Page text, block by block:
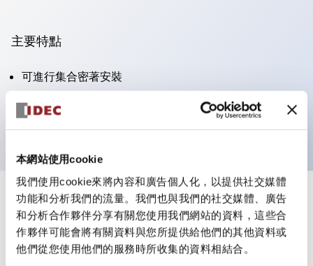
本網站使用cookie
我們使用cookie來將內容和廣告個人化，以提供社交媒體
功能和分析我們的流量。我們也與我們的社交媒體、廣告
和分析合作夥伴分享有關您使用我們網站的資料，這些合
作夥伴可能會將有關資料與您所提供給他們的其他資料或
他們從您使用他們的服務時所收集的資料相結合。
主要特點
可進行集合密著安裝
附鎖選擇開關採用高安全性的彈子鎖結構
防護結構為IP65（IEC60529）
規格 顯示全部
審美規範